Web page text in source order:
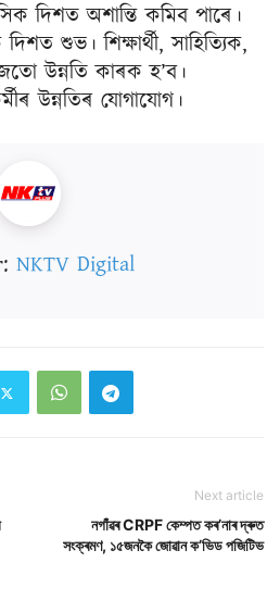
দিশত অশান্তি কমিব পাৰে।
শুভ। শিক্ষার্থী, সাহিত্যিক,
উন্নতি কাৰক হ’ব।
উন্নতিৰ যােগাযােগ।
NKTV Digital
Next article
নগাঁৱৰ CRPF কেম্পত কৰ’নাৰ দ্ৰুত
সংক্ৰমণ, ১৫জনকৈ জোৱান ক’ভিড পজিটিভ